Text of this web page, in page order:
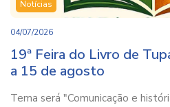
Notícias
04/07/2026
19ª Feira do Livro de
a 15 de agosto
Tema será "Comunicação e